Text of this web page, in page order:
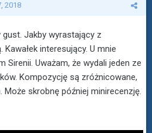
2018
Jakby wyrastający z
interesujący. U mnie
Sirenii. Uważam, że wydali jeden ze
Kompozycję są zróżnicowane,
Może skrobnę później minirecenzję.